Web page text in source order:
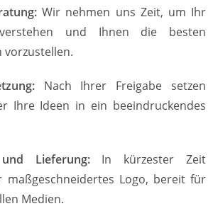
Wir nehmen uns Zeit, um Ihr
und Ihnen die besten
vorzustellen.
Nach Ihrer Freigabe setzen
Ihre Ideen in ein beeindruckendes
Lieferung:In kürzester Zeit
maßgeschneidertes Logo, bereit für
Medien.